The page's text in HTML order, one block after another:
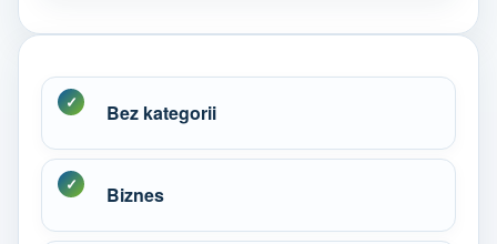
Bez kategorii
Biznes